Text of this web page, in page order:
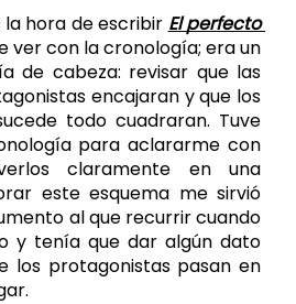
hora de escribir El perfecto
ver con la cronología; era un
de cabeza: revisar que las
encajaran y que los
todo cuadraran. Tuve
para aclararme con
claramente en una
este esquema me sirvió
al que recurrir cuando
y tenía que dar algún dato
los protagonistas pasan en